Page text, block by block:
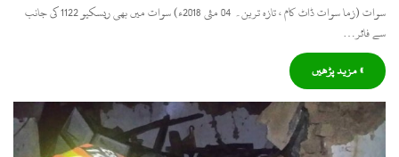
سوات (زما سوات ڈاٹ کام ، تازہ ترین۔ 04 مئی 2018ء) سوات میں بھی ریسکیو 1122 کی جانب
سے فائر…
» مزید پڑھیں